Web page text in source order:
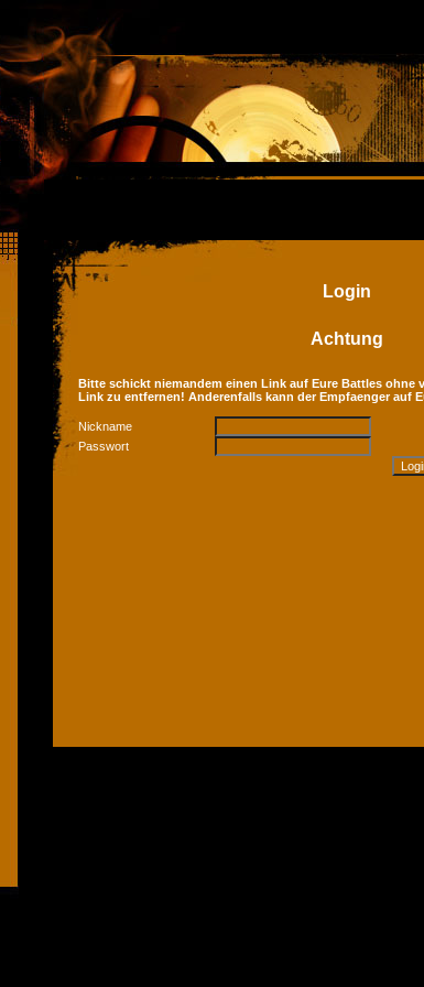
Login
Achtung
Bitte schickt niemandem einen Link auf Eure Battles ohne
Link zu entfernen! Anderenfalls kann der Empfaenger auf
Nickname
Passwort